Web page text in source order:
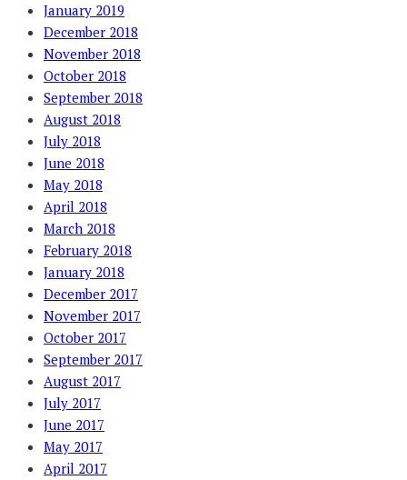
January 2019
December 2018
November 2018
October 2018
September 2018
August 2018
July 2018
June 2018
May 2018
April 2018
March 2018
February 2018
January 2018
December 2017
November 2017
October 2017
September 2017
August 2017
July 2017
June 2017
May 2017
April 2017